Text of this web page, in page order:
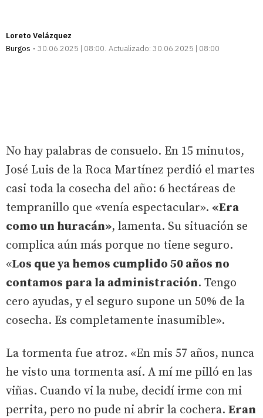
Loreto Velázquez
Burgos
30.06.2025 | 08:00 Actualizado: 30.06.2025 | 08:00
No hay palabras de consuelo. En 15 minutos,
José Luis de la Roca Martínez perdió el martes
casi toda la cosecha del año: 6 hectáreas de
tempranillo que «venía espectacular». «Era
como un huracán», lamenta. Su situación se
complica aún más porque no tiene seguro.
«Los que ya hemos cumplido 50 años no
contamos para la administración. Tengo
cero ayudas, y el seguro supone un 50% de la
cosecha. Es completamente inasumible».
La tormenta fue atroz. «En mis 57 años, nunca
he visto una tormenta así. A mí me pilló en las
viñas. Cuando vi la nube, decidí irme con mi
perrita, pero no pude ni abrir la cochera. Eran